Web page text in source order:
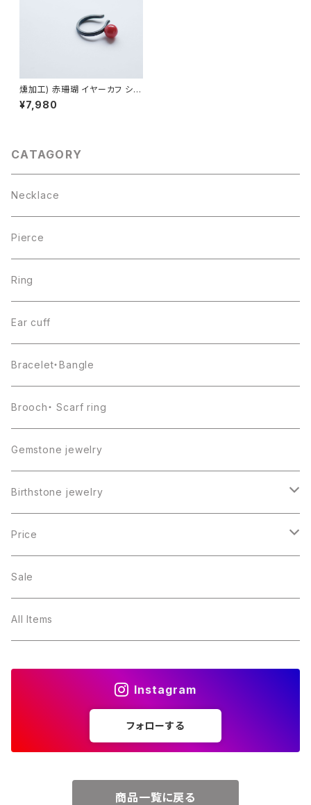
燻加工) 赤珊瑚 イヤーカフ シル
バー925
¥7,980
CATAGORY
Necklace
Pierce
Ring
Ear cuff
Bracelet・Bangle
Brooch・ Scarf ring
Gemstone jewelry
Birthstone jewelry
１月・ガーネット
２月・アメジスト
３月・アクアマリン
Price
～5000円
～10000円
Sale
All Items
Instagram
フォローする
商品一覧に戻る